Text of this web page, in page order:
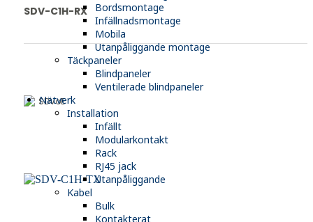
Bordsmontage
Infällnadsmontage
Mobila
Utanpåliggande montage
Täckpaneler
Blindpaneler
Ventilerade blindpaneler
Nätverk
Installation
Infällt
Modularkontakt
Rack
RJ45 jack
Utanpåliggande
Kabel
Bulk
Kontakterat
SDV-C1H-RX
SDVoE